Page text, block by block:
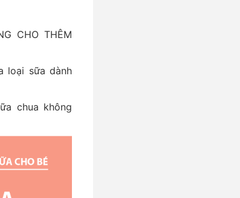
CHO THÊM
loại sữa dành
chua không